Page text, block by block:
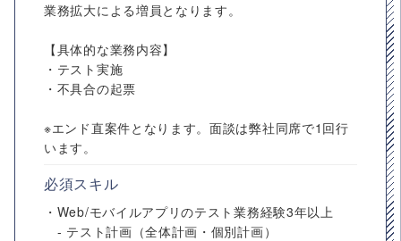
業務拡大による増員となります。
【具体的な業務内容】
・テスト実施
・不具合の起票
※エンド直案件となります。面談は弊社同席で1回行
います。
必須スキル
・Web/モバイルアプリのテスト業務経験3年以上
- テスト計画（全体計画・個別計画）